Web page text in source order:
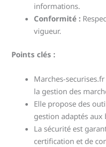
informations.
Conformité :
vigueur.
Points clés :
Marches-
la gestion des
Elle propose des
gestion adaptés aux
La sécurité est
certification et de